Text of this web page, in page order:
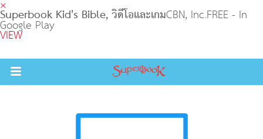
×
Superbook Kid's Bible, วิดีโอและเกมCBN, Inc.FREE - In
Google Play
VIEW
Return to Content